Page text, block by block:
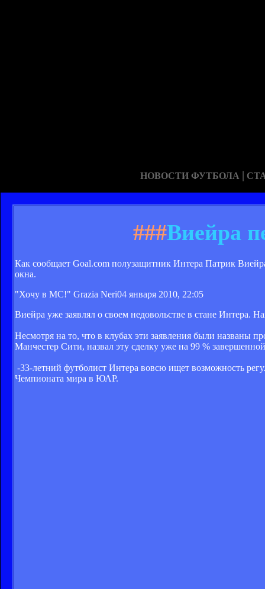
НОВОСТИ ФУТБОЛА |
###Виейра
Как сообщает Goal.com полузащитник Интера Патрик
окна.
"Хочу в МС!" Grazia Neri04 января 2010, 22:05
Виейра уже заявлял о своем недовольстве в стане Интера.
Несмотря на то, что в клубах эти заявления были названы
Манчестер Сити, назвал эту сделку уже на 99 %
-33-летний футболист Интера вовсю ищет возможность
Чемпионата мира в ЮАР.